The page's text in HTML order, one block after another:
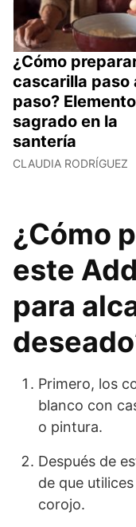
¿Cómo
cascarilla paso
paso? Elemento
sagrado en la
santería
CLAUDIA RODRÍGUEZ
¿Cómo
este
para
Primero, los
blanco con
o pintura.
Después de
de que
corojo.